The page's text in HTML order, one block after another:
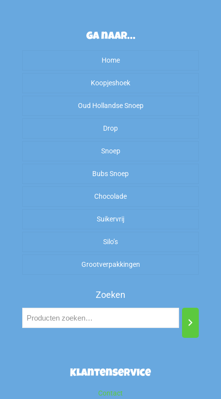
Ga naar…
Home
Koopjeshoek
Sale
OP=OP
Kiloknallers
To Good To Go
Oud Hollandse Snoep
Drop
Zoet
Zout
Arabische Gom
Snoep
Amerikaans Snoep
Zoet
Zuur
Zout
Bubs Snoep
Chocolade
Suikervrij
Silo’s
Grootverpakkingen
Zoeken
Klantenservice
Contact